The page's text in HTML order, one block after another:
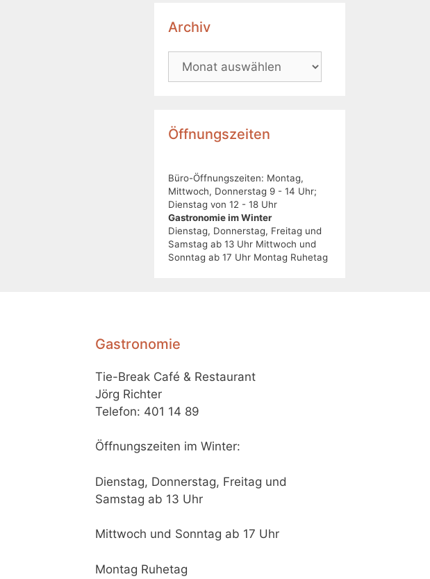
Archiv
Öffnungszeiten
Büro-Öffnungszeiten: Montag,
Mittwoch, Donnerstag 9 - 14 Uhr;
Dienstag von 12 - 18 Uhr
Gastronomie im Winter
Dienstag, Donnerstag, Freitag und
Samstag ab 13 Uhr Mittwoch und
Sonntag ab 17 Uhr Montag Ruhetag
Gastronomie
Tie-Break Café & Restaurant
Jörg Richter
Telefon: 401 14 89
Öffnungszeiten im Winter:
Dienstag, Donnerstag, Freitag und
Samstag ab 13 Uhr
Mittwoch und Sonntag ab 17 Uhr
Montag Ruhetag